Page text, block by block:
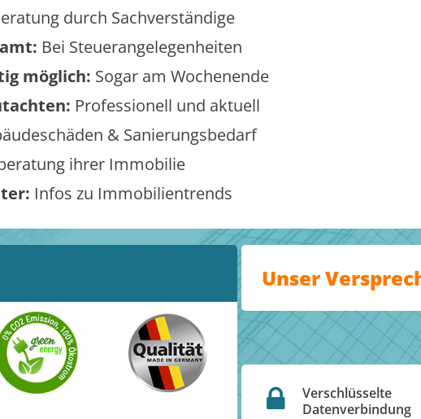
durch Sachverständige
Bei Steuerangelegenheiten
möglich: Sogar am Wochenende
Professionell und aktuell
& Sanierungsbedarf
ihrer Immobilie
Infos zu Immobilientrends
Unser
Verschlüsselte
Datenverbindung